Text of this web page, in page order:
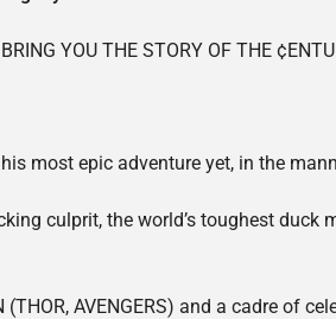
YOU THE STORY OF THE
most epic adventure yet, in the
culprit, the world’s toughest
AVENGERS) and a cadre of